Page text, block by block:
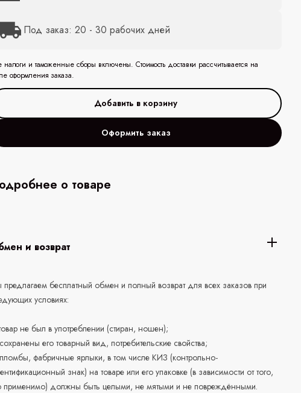
Под заказ: 20 - 30 рабочих дней
налоги и таможенные сборы включены. Стоимость доставки рассчитывается на
оформления заказа.
Оформить заказ
о товаре
и возврат
бесплатный обмен и полный возврат для всех заказов при
условиях:
не был в употреблении (стиран, ношен);
его товарный вид, потребительские свойства;
фабричные ярлыки, в том числе КИЗ (контрольно-
знак) на товаре или его упаковке (в зависимости от того,
применимо) должны быть целыми, не мятыми и не повреждёнными.